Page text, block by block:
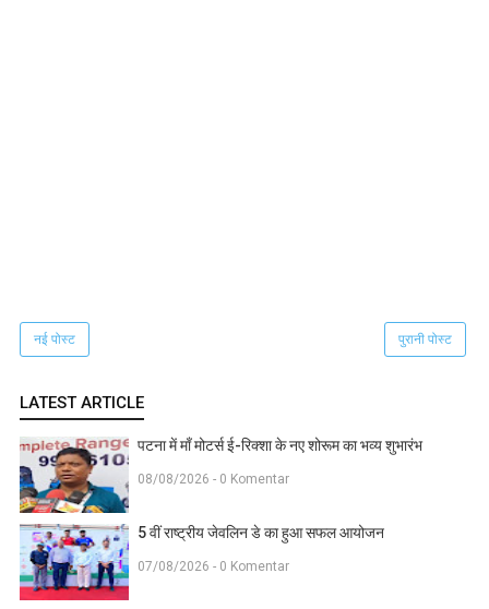
नई पोस्ट पुरानी पोस्ट
LATEST ARTICLE
पटना में माँ मोटर्स ई-रिक्शा के नए शोरूम का भव्य शुभारंभ
08/08/2026 - 0 Komentar
5 वीं राष्ट्रीय जेवलिन डे का हुआ सफल आयोजन
07/08/2026 - 0 Komentar